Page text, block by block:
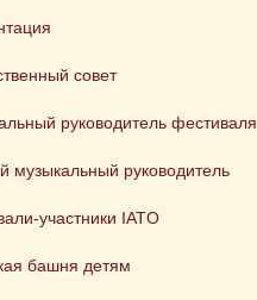
совет
руководитель фестиваля
музыкальный руководитель
участники IATO
башня детям